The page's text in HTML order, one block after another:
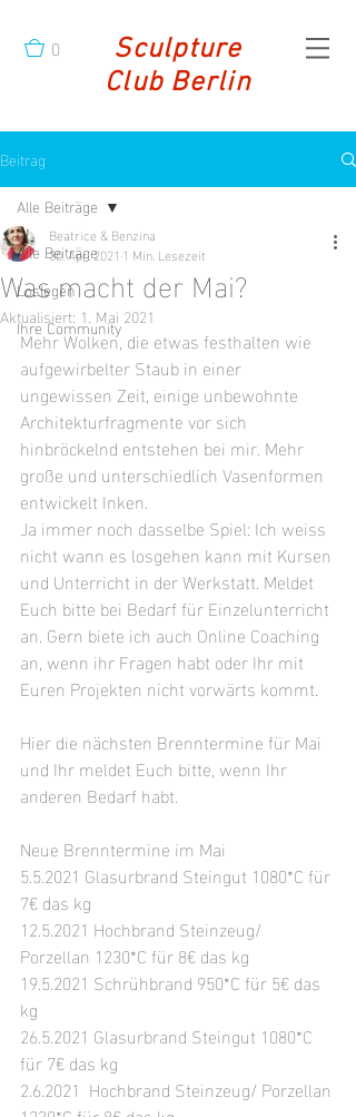
0
Sculpture
Club Berlin
Beitrag
Alle Beiträge
Loslegen
Ihre Community
Alle Beiträge
Was macht der Mai?
Beatrice & Benzina
30. Apr. 2021 1 Min. Lesezeit
Aktualisiert: 1. Mai 2021
Mehr Wolken, die etwas festhalten wie
aufgewirbelter Staub in einer
ungewissen Zeit, einige unbewohnte
Architekturfragmente vor sich
hinbröckelnd entstehen bei mir. Mehr
große und unterschiedlich Vasenformen
entwickelt Inken.
Ja immer noch dasselbe Spiel: Ich weiss
nicht wann es losgehen kann mit Kursen
und Unterricht in der Werkstatt. Meldet
Euch bitte bei Bedarf für Einzelunterricht
an. Gern biete ich auch Online Coaching
an, wenn ihr Fragen habt oder Ihr mit
Euren Projekten nicht vorwärts kommt.
Hier die nächsten Brenntermine für Mai
und Ihr meldet Euch bitte, wenn Ihr
anderen Bedarf habt.
Neue Brenntermine im Mai
5.5.2021 Glasurbrand Steingut 1080*C für
7€ das kg
12.5.2021 Hochbrand Steinzeug/
Porzellan 1230*C für 8€ das kg
19.5.2021 Schrühbrand 950*C für 5€ das
kg
26.5.2021 Glasurbrand Steingut 1080*C
für 7€ das kg
2.6.2021  Hochbrand Steinzeug/ Porzellan